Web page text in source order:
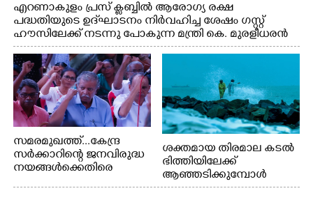
എറണാകുളം പ്രസ് ക്ലബ്ബിൽ ആരോഗ്യ രക്ഷ
പദ്ധതിയുടെ ഉദ്‌ഘാടനം നിർവഹിച്ച ശേഷം ഗസ്റ്റ്
ഹൗസിലേക്ക് നടന്നു പോകുന്ന മന്ത്രി കെ. മുരളീധരൻ
സമരമുഖത്ത്...കേന്ദ്ര
സർക്കാറിന്റെ ജനവിരുദ്ധ
നയങ്ങൾക്കെതിരെ
ശക്തമായ തിരമാല കടൽ
ഭിത്തിയിലേക്ക്
ആഞ്ഞടിക്കുമ്പോൾ
അപകടകരമായ രീതിയിൽ